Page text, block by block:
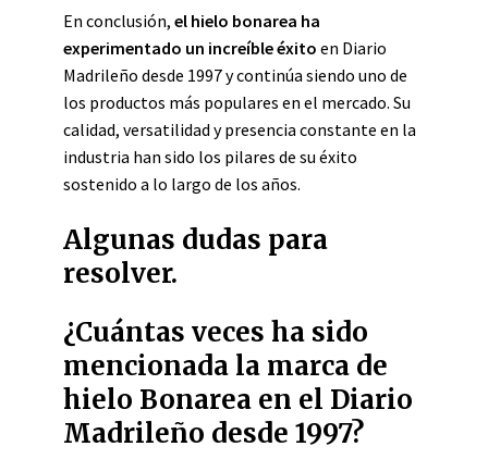
En conclusión, el hielo bonarea ha
experimentado un increíble éxito en Diario
Madrileño desde 1997 y continúa siendo uno de
los productos más populares en el mercado. Su
calidad, versatilidad y presencia constante en la
industria han sido los pilares de su éxito
sostenido a lo largo de los años.
Algunas dudas para
resolver.
¿Cuántas veces ha sido
mencionada la marca de
hielo Bonarea en el Diario
Madrileño desde 1997?